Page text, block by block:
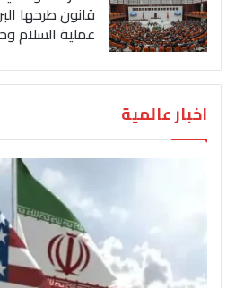
قانون طرحها
عملية السلام
اخبار عالمية